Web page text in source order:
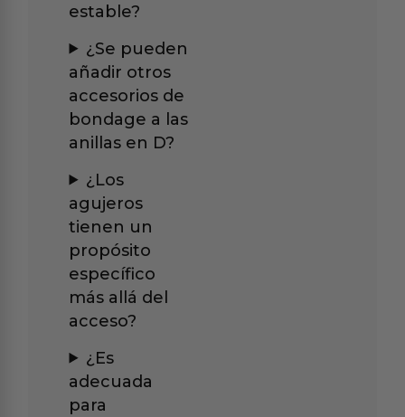
estable?
¿Se pueden
añadir otros
accesorios de
bondage a las
anillas en D?
¿Los
agujeros
tienen un
propósito
específico
más allá del
acceso?
¿Es
adecuada
para